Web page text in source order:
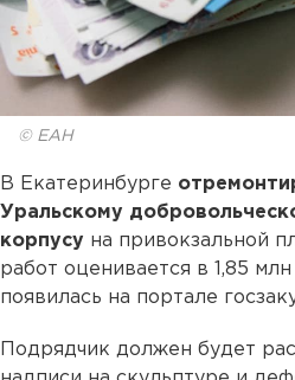
© ЕАН
В Екатеринбурге
Уральскому
корпусу на привокзальной
работ оценивается в 1,85
появилась на портале
Подрядчик должен будет